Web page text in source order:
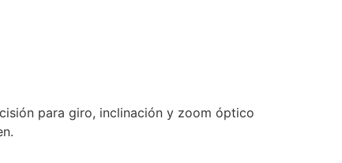
para giro, inclinación y zoom óptico